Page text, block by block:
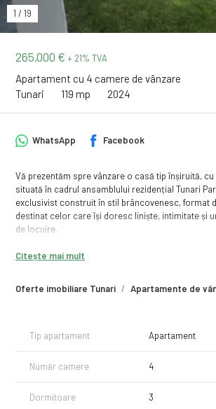
265,000 € + 21% TVA
Apartament cu 4 camere de vânzare
Tunari
119 mp 2024
1 / 19
Oferte imobiliare Tunari Apartamente de
WhatsApp Facebook
Vă prezentăm spre vânzare o casă tip înșiruită,
situată în cadrul ansamblului rezidențial Tunari
exclusivist construit în stil brâncovenesc, format
destinat celor care își doresc liniște, intimitate și
de locuire.
mp și beneficiază de o grădină proprie de 32.5 mp,
Casa nr. 4
Compartimentare:
Parter:
Living + dining: 26 mp
Bucătărie: 9,4 mp
Citește mai mult
Tip apartament Apartament
Număr camere 4
Dormitoare 3